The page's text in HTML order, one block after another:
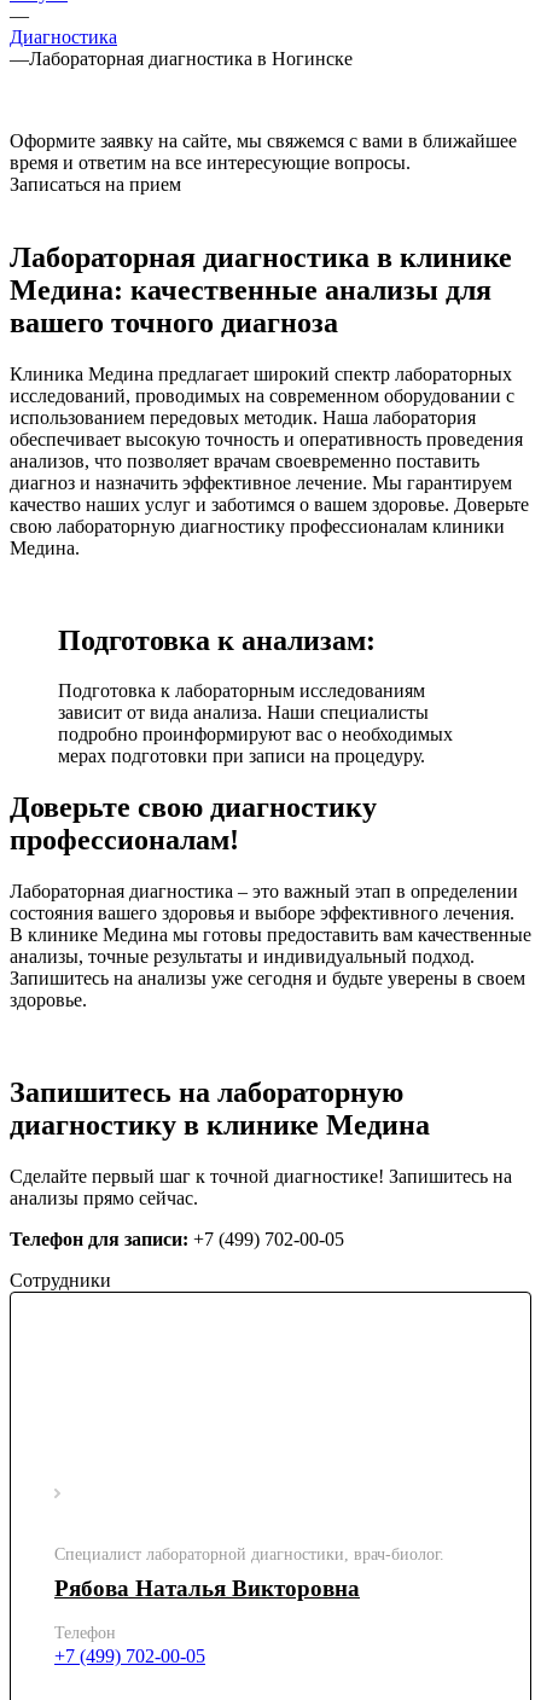
—
Диагностика
—Лабораторная диагностика в Ногинске
Оформите заявку на сайте, мы свяжемся с вами в ближайшее
время и ответим на все интересующие вопросы.
Записаться на прием
Лабораторная диагностика в клинике
Медина: качественные анализы для
вашего точного диагноза
Клиника Медина предлагает широкий спектр лабораторных
исследований, проводимых на современном оборудовании с
использованием передовых методик. Наша лаборатория
обеспечивает высокую точность и оперативность проведения
анализов, что позволяет врачам своевременно поставить
диагноз и назначить эффективное лечение. Мы гарантируем
качество наших услуг и заботимся о вашем здоровье. Доверьте
свою лабораторную диагностику профессионалам клиники
Медина.
Подготовка к анализам:
Подготовка к лабораторным исследованиям
зависит от вида анализа. Наши специалисты
подробно проинформируют вас о необходимых
мерах подготовки при записи на процедуру.
Доверьте свою диагностику
профессионалам!
Лабораторная диагностика – это важный этап в определении
состояния вашего здоровья и выборе эффективного лечения.
В клинике Медина мы готовы предоставить вам качественные
анализы, точные результаты и индивидуальный подход.
Запишитесь на анализы уже сегодня и будьте уверены в своем
здоровье.
Запишитесь на лабораторную
диагностику в клинике Медина
Сделайте первый шаг к точной диагностике! Запишитесь на
анализы прямо сейчас.
Телефон для записи: +7 (499) 702-00-05
Сотрудники
Специалист лабораторной диагностики, врач-биолог.
Рябова Наталья Викторовна
Телефон
+7 (499) 702-00-05